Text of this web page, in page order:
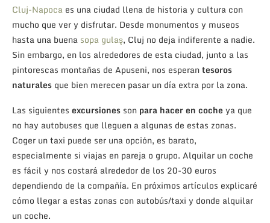
Cluj-Napoca es una ciudad llena de historia y cultura con
mucho que ver y disfrutar. Desde monumentos y museos
hasta una buena sopa gulaş, Cluj no deja indiferente a nadie.
Sin embargo, en los alrededores de esta ciudad, junto a las
pintorescas montañas de Apuseni, nos esperantesoros
naturales que bien merecen pasar un día extra por la zona.
Las siguientes excursiones son para hacer en coche ya que
no hay autobuses que lleguen a algunas de estas zonas.
Coger un taxi puede ser una opción, es barato,
especialmente si viajas en pareja o grupo. Alquilar un coche
es fácil y nos costará alrededor de los 20-30 euros
dependiendo de la compañía. En próximos artículos explicaré
cómo llegar a estas zonas con autobús/taxi y donde alquilar
un coche.